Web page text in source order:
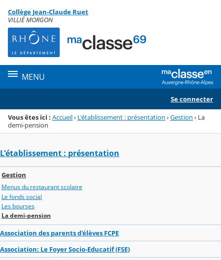
Menu de la rubrique
Contenu
Collège Jean-Claude Ruet
VILLIÉ MORGON
MENU
Se connecter
Vous êtes ici : Accueil› L'établissement : présentation ›Gestion › La
demi-pension
L'établissement : présentation
Gestion
Menus du restaurant scolaire
Le fonds social
Les bourses
La demi-pension
Association des parents d'élèves FCPE
Association: Le Foyer Socio-Educatif (FSE)